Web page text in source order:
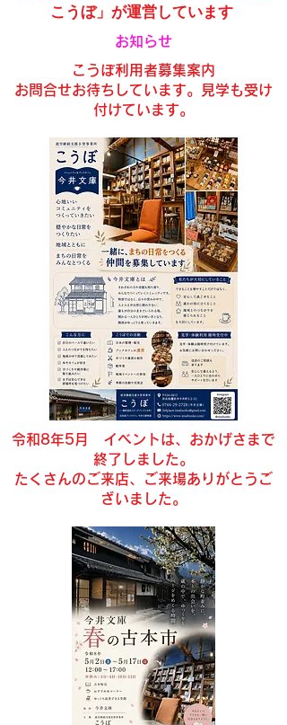
こうぼ」が運営しています
​お知らせ
​こうぼ利用者募集案内
​お問合せお待ちしています。見学も受け
付けています。
令和8年5月 イベントは、おかげさまで
終了しました。
​たくさんのご来店、ご来場ありがとうご
ざいました。